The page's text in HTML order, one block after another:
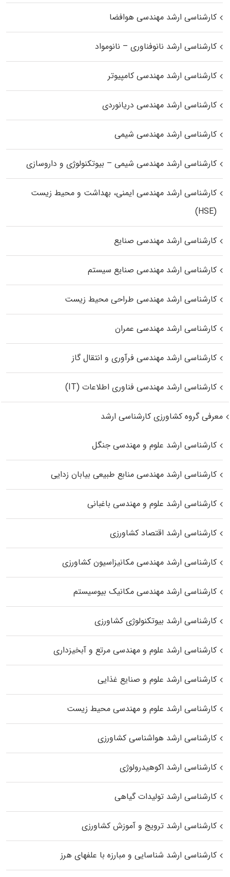
کارشناسی ارشد مهندسی هوافضا
کارشناسی ارشد نانوفناوری – نانومواد
کارشناسی ارشد مهندسی کامپیوتر
کارشناسی ارشد مهندسی دریانوردی
کارشناسی ارشد مهندسی شیمی
کارشناسی ارشد مهندسی شیمی – بیوتکنولوژی و داروسازی
کارشناسی ارشد مهندسی ایمنی، بهداشت و محیط زیست
(HSE)
کارشناسی ارشد مهندسی صنایع
کارشناسی ارشد مهندسی صنایع سیستم
کارشناسی ارشد مهندسی طراحی محیط زیست
کارشناسی ارشد مهندسی عمران
کارشناسی ارشد مهندسی فرآوری و انتقال گاز
کارشناسی ارشد مهندسی فناوری اطلاعات (IT)
معرفی گروه کشاورزی کارشناسی ارشد
کارشناسی ارشد علوم و مهندسی جنگل
کارشناسی ارشد مهندسی منابع طبیعی بیابان زدایی
کارشناسی ارشد علوم و مهندسی باغبانی
کارشناسی ارشد اقتصاد کشاورزی
کارشناسی ارشد مهندسی مکانیزاسیون کشاورزی
کارشناسی ارشد مهندسی مکانیک بیوسیستم
کارشناسی ارشد بیوتکنولوژی کشاورزی
کارشناسی ارشد علوم و مهندسی مرتع و آبخیزداری
کارشناسی ارشد علوم و صنایع غذایی
کارشناسی ارشد علوم و مهندسی محیط زیست
کارشناسی ارشد هواشناسی کشاورزی
کارشناسی ارشد اکوهیدرولوژی
کارشناسی ارشد تولیدات گیاهی
کارشناسی ارشد ترویج و آموزش کشاورزی
کارشناسی ارشد شناسایی و مبارزه با علفهای هرز